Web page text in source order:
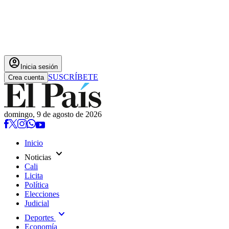
account_circle Inicia sesión
Crea cuenta SUSCRÍBETE
domingo, 9 de agosto de 2026
Inicio
Noticias expand_more
Cali
Licita
Política
Elecciones
Judicial
Deportes expand_more
Economía